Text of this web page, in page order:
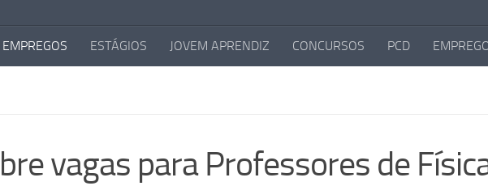
EMPREGOS ESTÁGIOS JOVEM APRENDIZ CONCURSOS PCD
vagas para Professores de